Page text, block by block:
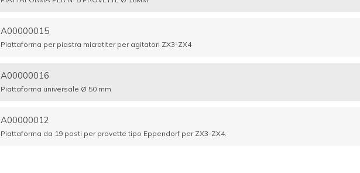
A00000015
Piattaforma per piastra microtiter per agitatori ZX3-ZX4
A00000016
Piattaforma universale Ø 50 mm
A00000012
Piattaforma da 19 posti per provette tipo Eppendorf per ZX3-ZX4.